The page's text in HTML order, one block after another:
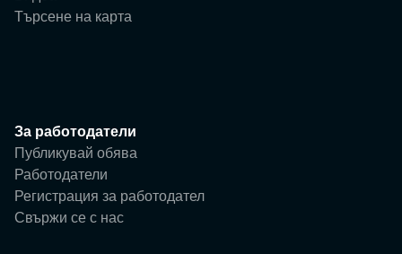
Търсене на карта
За работодатели
Публикувай обява
Работодатели
Регистрация за работодател
Свържи се с нас